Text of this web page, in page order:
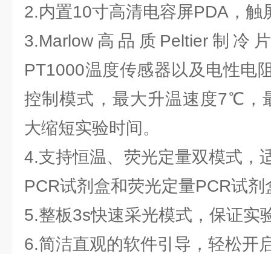
2.内置10寸高清电容屏PDA，触
3.Marlow高品质Peltier制冷
PT1000温度传感器以及电性电
控制模式，最大升温速度7℃，
大缩短实验时间。
4.支持恒温、荧光定量双模式，
PCR试剂盒和荧光定量PCR试
5.整板3s快速采光模式，保证实
6.简洁直观的软件引导，轻松开